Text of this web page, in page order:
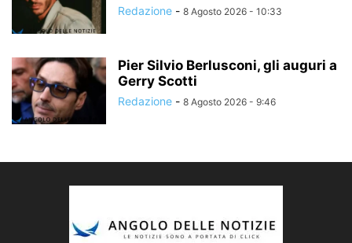
Redazione - 8 Agosto 2026 - 10:33
Pier Silvio Berlusconi, gli auguri a
Gerry Scotti
Redazione - 8 Agosto 2026 - 9:46